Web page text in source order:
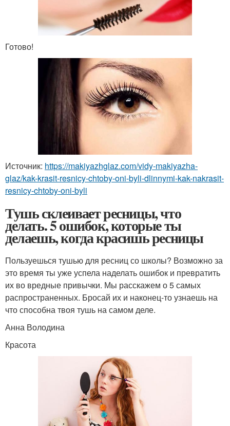
Готово!
Источник: https://makiyazhglaz.com/vidy-makiyazha-
glaz/kak-krasit-resnicy-chtoby-oni-byli-dlinnymi-kak-nakrasit-
resnicy-chtoby-oni-byli
Тушь склеивает ресницы, что
делать. 5 ошибок, которые ты
делаешь, когда красишь ресницы
Пользуешься тушью для ресниц со школы? Возможно за
это время ты уже успела наделать ошибок и превратить
их во вредные привычки. Мы расскажем о 5 самых
распространенных. Бросай их и наконец-то узнаешь на
что способна твоя тушь на самом деле.
Анна Володина
Красота